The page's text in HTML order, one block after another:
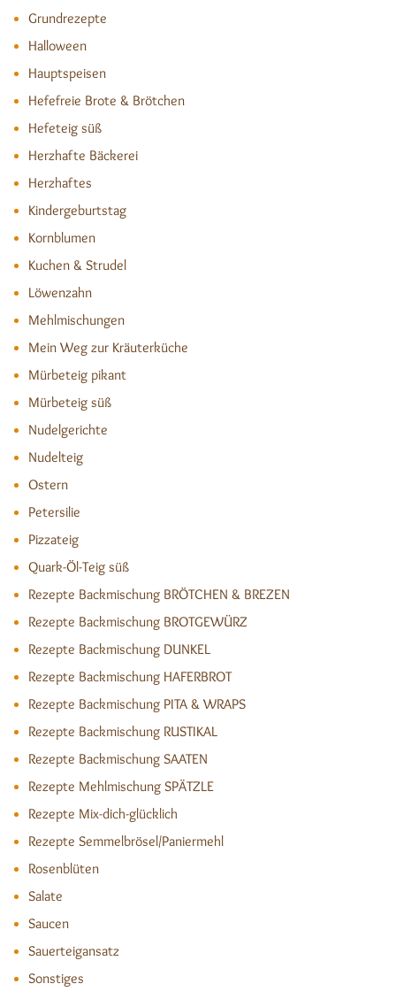
Grundrezepte
Halloween
Hauptspeisen
Hefefreie Brote & Brötchen
Hefeteig süß
Herzhafte Bäckerei
Herzhaftes
Kindergeburtstag
Kornblumen
Kuchen & Strudel
Löwenzahn
Mehlmischungen
Mein Weg zur Kräuterküche
Mürbeteig pikant
Mürbeteig süß
Nudelgerichte
Nudelteig
Ostern
Petersilie
Pizzateig
Quark-Öl-Teig süß
Rezepte Backmischung BRÖTCHEN & BREZEN
Rezepte Backmischung BROTGEWÜRZ
Rezepte Backmischung DUNKEL
Rezepte Backmischung HAFERBROT
Rezepte Backmischung PITA & WRAPS
Rezepte Backmischung RUSTIKAL
Rezepte Backmischung SAATEN
Rezepte Mehlmischung SPÄTZLE
Rezepte Mix-dich-glücklich
Rezepte Semmelbrösel/Paniermehl
Rosenblüten
Salate
Saucen
Sauerteigansatz
Sonstiges